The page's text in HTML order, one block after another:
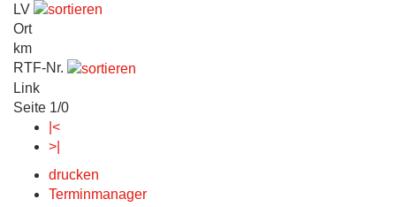
LV
Ort
km
RTF-Nr.
Link
Seite 1/0
|<
>|
drucken
Terminmanager